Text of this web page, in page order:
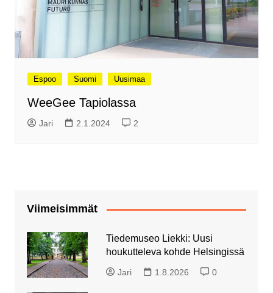
Espoo Suomi Uusimaa
WeeGee Tapiolassa
Jari 2.1.2024 2
Viimeisimmät
Tiedemuseo Liekki: Uusi
houkutteleva kohde Helsingissä
Jari 1.8.2026 0